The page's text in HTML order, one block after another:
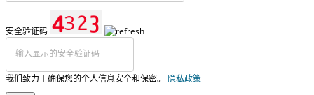
安全验证码
我们致力于确保您的个人信息安全和保密。 隐私政策